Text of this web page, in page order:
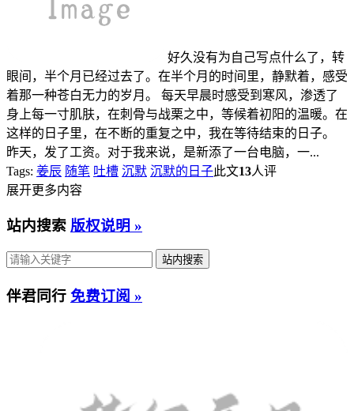
好久没有为自己写点什么了，转
眼间，半个月已经过去了。在半个月的时间里，静默着，感受
着那一种苍白无力的岁月。 每天早晨时感受到寒风，渗透了
身上每一寸肌肤，在刺骨与战栗之中，等候着初阳的温暖。在
这样的日子里，在不断的重复之中，我在等待结束的日子。
昨天，发了工资。对于我来说，是新添了一台电脑，一...
Tags: 姜辰 随笔 吐槽 沉默 沉默的日子此文13人评
展开更多内容
站内搜索 版权说明 »
伴君同行 免费订阅 »